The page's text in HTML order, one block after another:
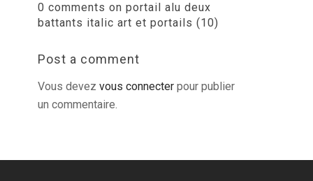
0 comments on portail alu deux
battants italic art et portails (10)
Post a comment
Vous devez vous connecter pour publier
un commentaire.